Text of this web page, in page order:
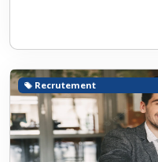
Recrutement